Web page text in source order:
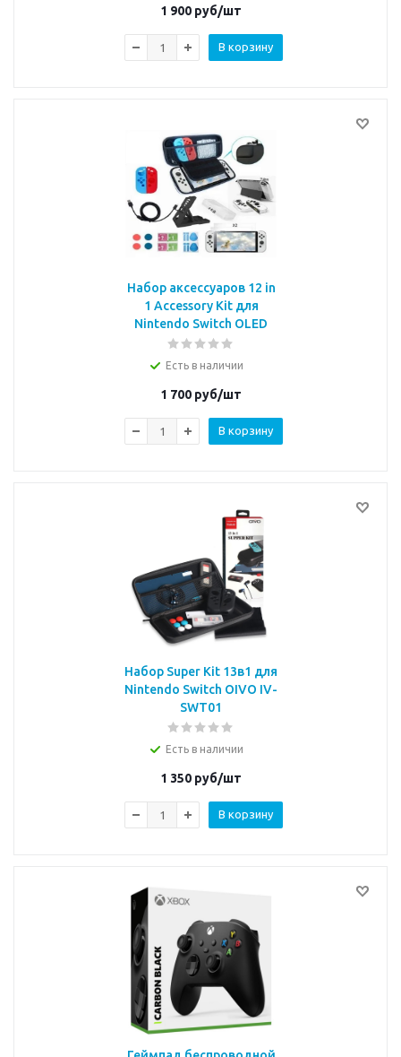
1 900 руб/шт
В корзину
Набор аксессуаров 12 in
1 Accessory Kit для
Nintendo Switch OLED
Есть в наличии
1 700 руб/шт
В корзину
Набор Super Kit 13в1 для
Nintendo Switch OIVO IV-
SWT01
Есть в наличии
1 350 руб/шт
В корзину